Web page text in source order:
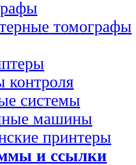
томографы
контроля
системы
машины
принтеры
и ссылки